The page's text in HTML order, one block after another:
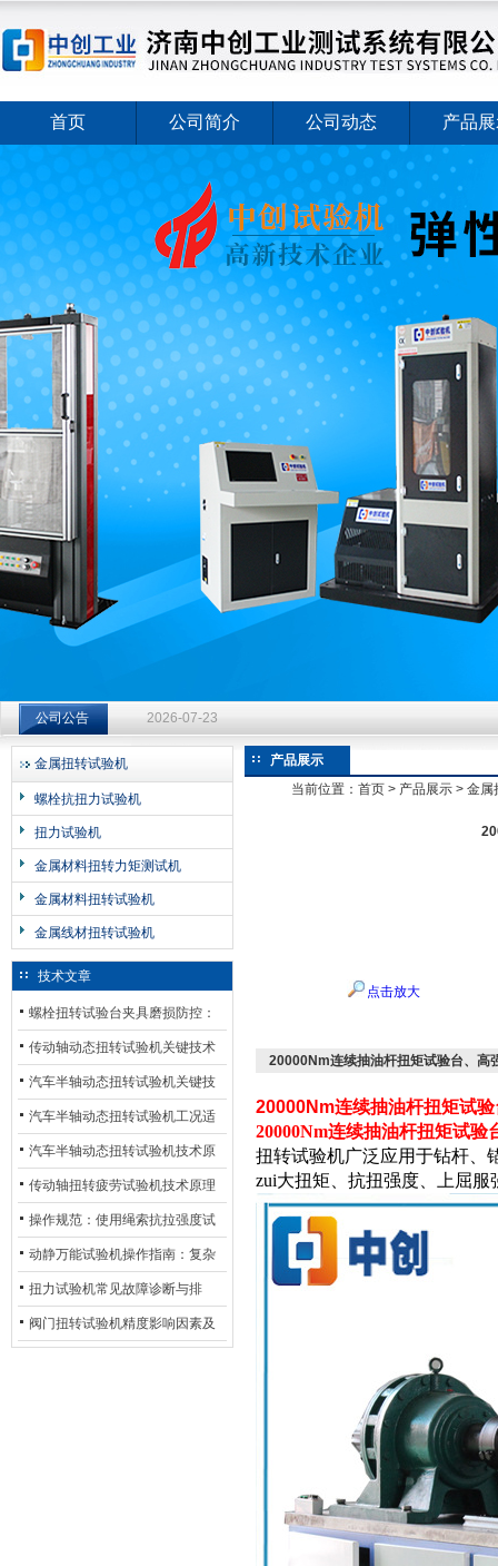
济南中创工业测试系统有限公司
首页 公司简介 公司动态 产品
公司公告 2026-07-23
钻杆扭转试验台选型指南：从额定扭矩到加载频率的工况适配
2026-07-23
钻杆扭转试验台选型指南：从额定扭矩到加载频率的工况适配
2026-07-23
金属扭转试验机
螺栓抗扭力试验机
扭力试验机
金属材料扭转力矩测试机
金属材料扭转试验机
金属线材扭转试验机
技术文章
螺栓扭转试验台夹具磨损防控：
材质选型与表面处理的耐用性优
化
传动轴动态扭转试验机关键技术
及产业落地应用
汽车半轴动态扭转试验机关键技
术及产业落地应用
汽车半轴动态扭转试验机工况适
配与质控应用探析
汽车半轴动态扭转试验机技术原
理与行业应用
传动轴扭转疲劳试验机技术原理
与行业应用
操作规范：使用绳索抗拉强度试
验机的完整测试步骤
动静万能试验机操作指南：复杂
动态测试的标准化流程
扭力试验机常见故障诊断与排
除：从传感器信号异常到机械传
阀门扭转试验机精度影响因素及
产品展示
当前位置： 首页 > 产品展示 > 金属
点击放大
20000Nm连续抽油杆扭矩试验台、高
20000Nm连续抽油杆扭矩试
20000Nm连续抽油杆扭矩试验
扭转试验机广泛应用于钻杆、
zui大扭矩、抗扭强度、上屈